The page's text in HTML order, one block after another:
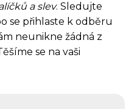
a slev. Sledujte
se přihlaste k odběru
neunikne žádná z
se na vaši